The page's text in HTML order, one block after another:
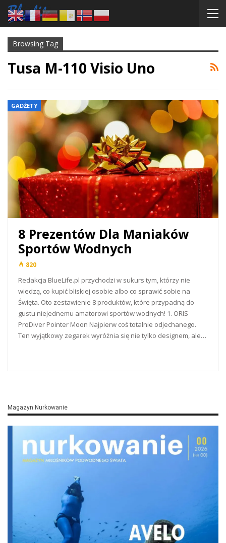
Browsing Tag
Tusa M-110 Visio Uno
GADŻETY
8 Prezentów Dla Maniaków
Sportów Wodnych
820
Redakcja BlueLife.pl przychodzi w sukurs tym, którzy nie
wiedzą, co kupić bliskiej osobie albo co sprawić sobie na
Święta. Oto zestawienie 8 produktów, które przypadną do
gustu niejednemu amatorowi sportów wodnych! 1. ORIS
ProDiver Pointer Moon Najpierw coś totalnie odjechanego.
Ten wyjątkowy zegarek wyróżnia się nie tylko designem, ale…
Magazyn Nurkowanie